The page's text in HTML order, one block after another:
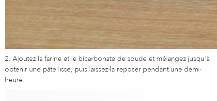
2. Ajoutez la farine et le bicarbonate de soude et mélangez jusqu'à
obtenir une pâte lisse, puis laissez-la reposer pendant une demi-
heure.